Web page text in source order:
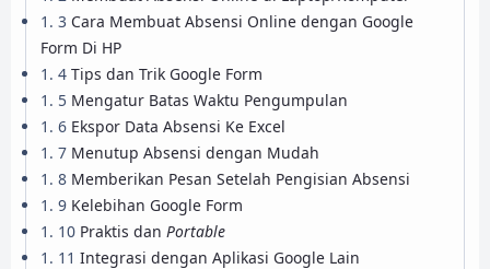
3 Cara Membuat Absensi Online dengan Google
Form Di HP
4 Tips dan Trik Google Form
5 Mengatur Batas Waktu Pengumpulan
6 Ekspor Data Absensi Ke Excel
7 Menutup Absensi dengan Mudah
8 Memberikan Pesan Setelah Pengisian Absensi
9 Kelebihan Google Form
10 Praktis dan Portable
11 Integrasi dengan Aplikasi Google Lain